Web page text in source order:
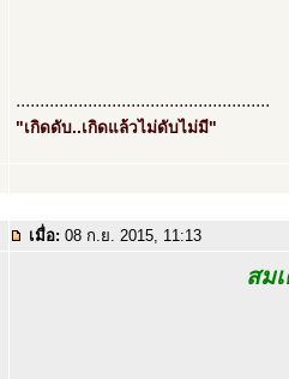
.....................................................
"เกิดดับ..เกิดแล้วไม่ดับไม่มี"
เมื่อ: 08 ก.ย. 2015, 11:13
สม